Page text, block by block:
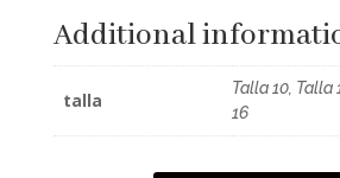
Additional
talla
Talla 10, Talla
16